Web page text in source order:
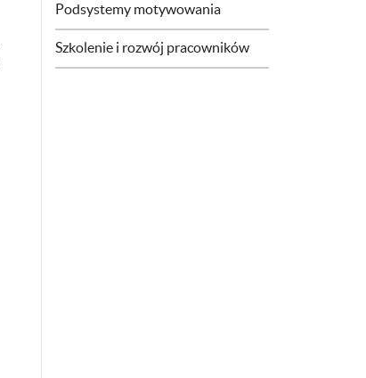
Podsystemy motywowania
Szkolenie i rozwój pracowników